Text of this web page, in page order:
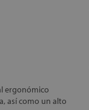
3 cm de Látex
camas
ergonómico
así como un alto